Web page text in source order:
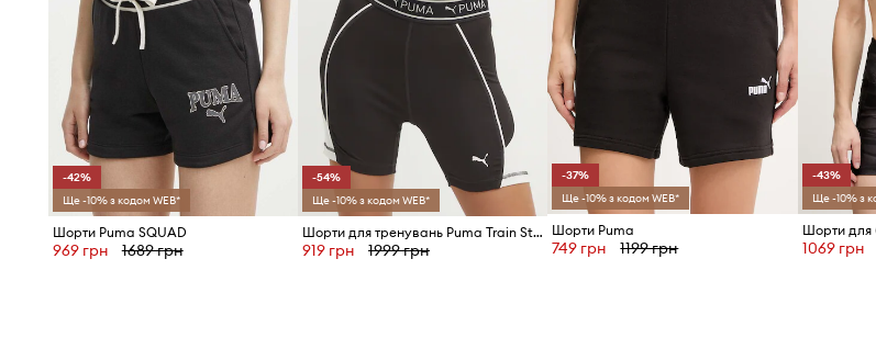
-42%
Ще -10% з кодом WEB*
Шорти Puma SQUAD
969 грн 1689 грн
-54%
Ще -10% з кодом WEB*
Шорти для тренувань Puma Train Strong
919 грн 1999 грн
-37%
Ще -10% з кодом WEB*
Шорти Puma
749 грн 1199 грн
-43%
Ще -10% з
Шорти для
1069 грн